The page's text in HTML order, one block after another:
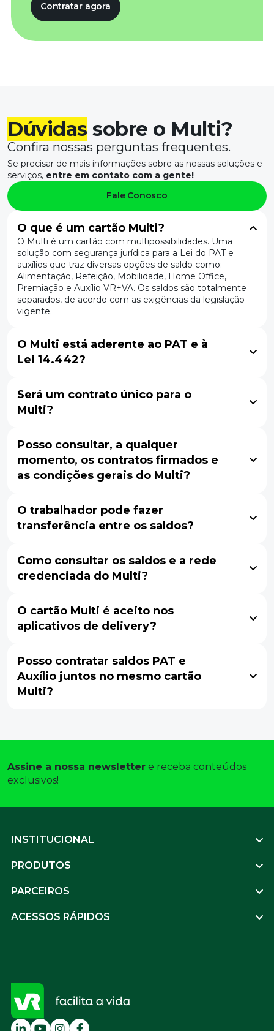
Contratar agora
Dúvidas sobre o Multi?
Confira nossas perguntas frequentes.
Se precisar de mais informações sobre as nossas soluções e
serviços, entre em contato com a gente!
Fale Conosco
O que é um cartão Multi?
O Multi é um cartão com multipossibilidades. Uma
solução com segurança jurídica para a Lei do PAT e
auxílios que traz diversas opções de saldo como:
Alimentação, Refeição, Mobilidade, Home Office,
Premiação e Auxílio VR+VA. Os saldos são totalmente
separados, de acordo com as exigências da legislação
vigente.
O Multi está aderente ao PAT e à
Lei 14.442?
Será um contrato único para o
Multi?
Posso consultar, a qualquer
momento, os contratos firmados e
as condições gerais do Multi?
O trabalhador pode fazer
transferência entre os saldos?
Como consultar os saldos e a rede
credenciada do Multi?
O cartão Multi é aceito nos
aplicativos de delivery?
Posso contratar saldos PAT e
Auxílio juntos no mesmo cartão
Multi?
Assine a nossa newsletter e receba conteúdos
exclusivos!
Footer
INSTITUCIONAL
PRODUTOS
PARCEIROS
ACESSOS RÁPIDOS